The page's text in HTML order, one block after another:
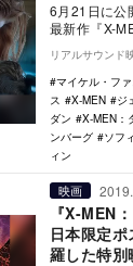
6月21日に公
最新作『X-
より、新た
本…
リアルサウンド
マイケル・フ
ス
X-MEN ジ
ダン
X-MEN：
ンバーグ
ソフ
ィン
映画
『X-MEN
日本限定
羅した特別